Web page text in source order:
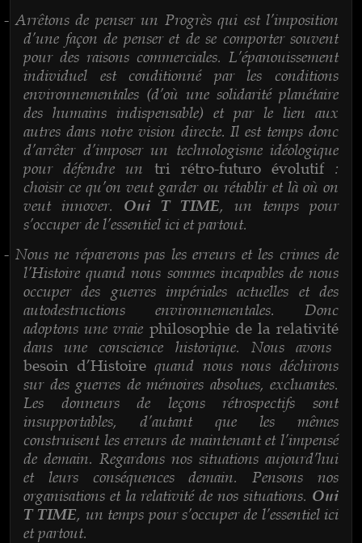
- Arrêtons de penser un Progrès qui est l’imposition
d’une façon de penser et de se comporter souvent
pour des raisons commerciales. L’épanouissement
individuel est conditionné par les conditions
environnementales (d’où une solidarité planétaire
des humains indispensable) et par le lien aux
autres dans notre vision directe. Il est temps donc
d’arrêter d’imposer un technologisme idéologique
pour défendre un tri rétro-futuro évolutif:
choisir ce qu’on veut garder ou rétablir et là où on
veut innover. Oui T TIME, un temps pour
s’occuper de l’essentiel ici et partout.
- Nous ne réparerons pas les erreurs et les crimes de
l’Histoire quand nous sommes incapables de nous
occuper des guerres impériales actuelles et des
autodestructions environnementales. Donc
adoptons une vraie philosophie de la relativité
dans une conscience historique. Nous avons
besoin d’Histoirequand nous nous déchirons
sur des guerres de mémoires absolues, excluantes.
Les donneurs de leçons rétrospectifs sont
insupportables, d’autant que les mêmes
construisent les erreurs de maintenant et l’impensé
de demain. Regardons nos situations aujourd’hui
et leurs conséquences demain. Pensons nos
organisations et la relativité de nos situations. Oui
T TIME, un temps pour s’occuper de l’essentiel ici
et partout.